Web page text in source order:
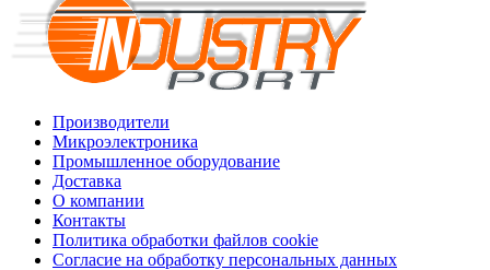
Производители
Микроэлектроника
Промышленное оборудование
Доставка
О компании
Контакты
Политика обработки файлов cookie
Согласие на обработку персональных данных